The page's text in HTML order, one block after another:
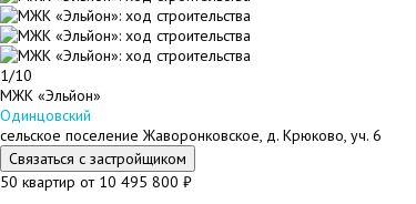
1/10
МЖК «Эльйон»
Одинцовский
сельское поселение Жаворонковское, д. Крюково, уч. 6
Связаться с застройщиком
50 квартир от 10 495 800 ₽